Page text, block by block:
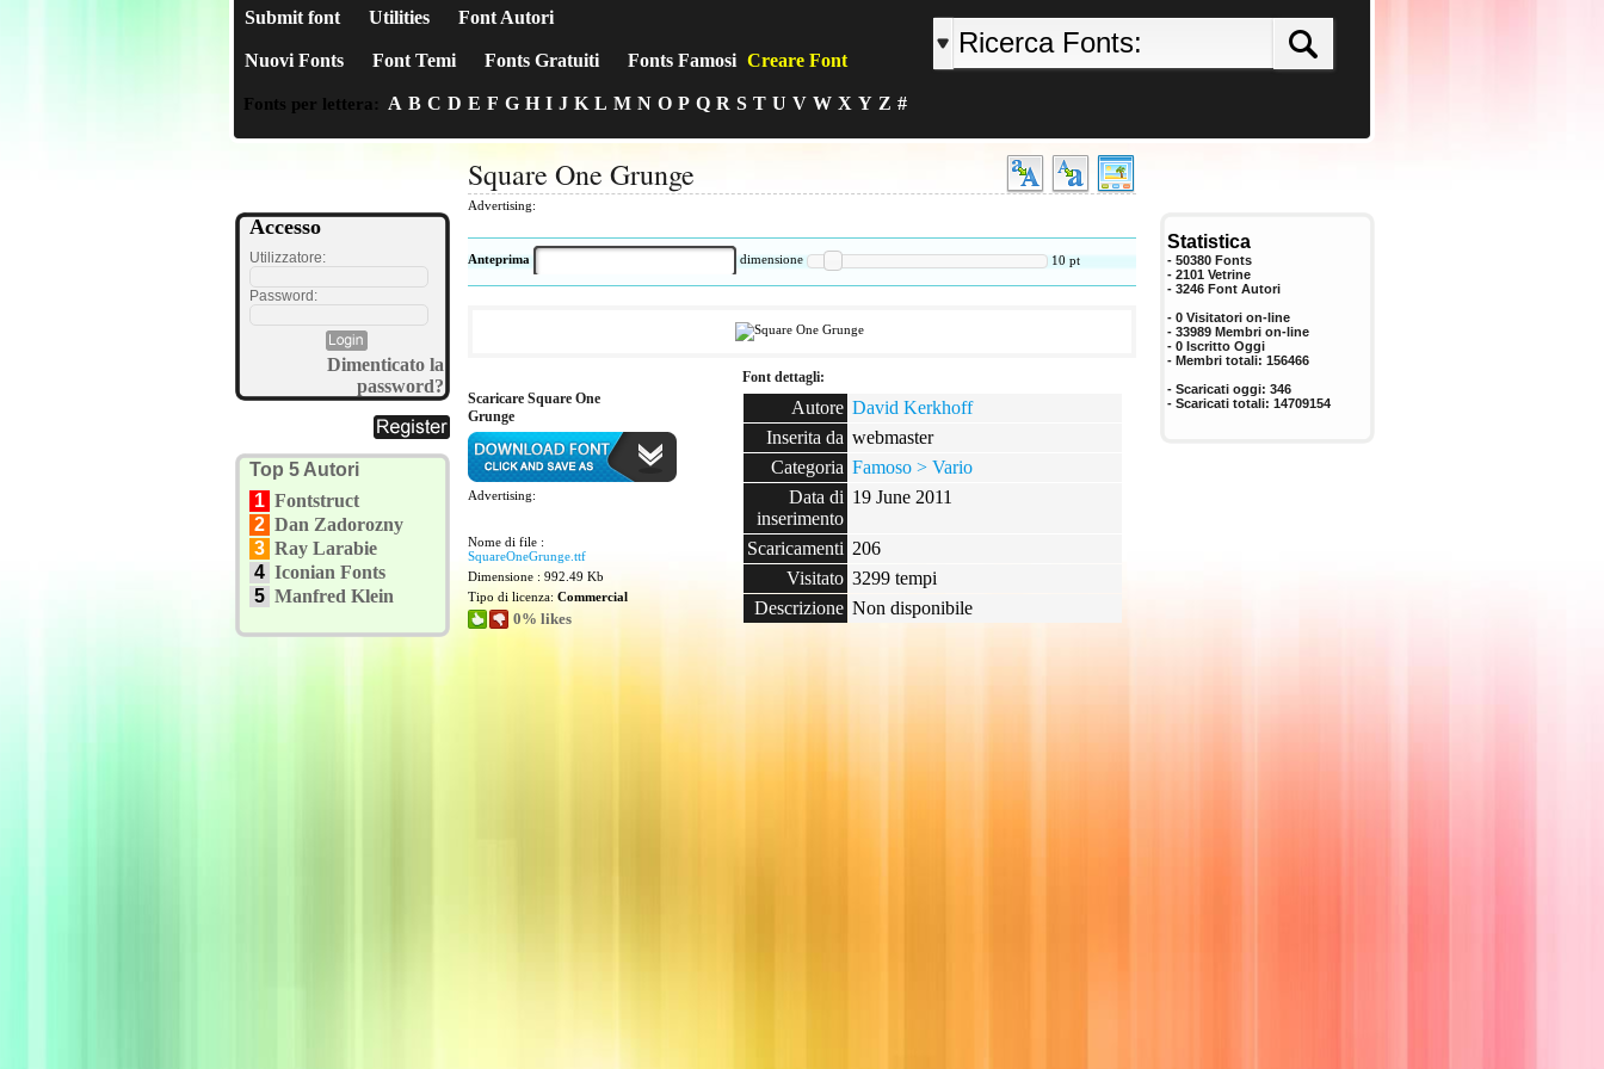
Submit font Utilities Font Autori
Nuovi Fonts Font Temi Fonts Gratuiti Fonts Famosi Creare Font
Fonts per lettera: A B C D E F G H I J K L M N O P Q R S T U V W X Y Z #
Accesso
Utilizzatore:
Password:
Dimenticato la
password?
Top 5 Autori
1 Fontstruct
2 Dan Zadorozny
3 Ray Larabie
4 Iconian Fonts
5 Manfred Klein
Square One Grunge
Advertising:
Anteprima dimensione 10 pt
Scaricare Square One
Grunge
Advertising:
Nome di file :
SquareOneGrunge.ttf
Dimensione : 992.49 Kb
Tipo di licenza: Commercial
0% likes
Font dettagli:
Autore David Kerkhoff
Inserita da webmaster
Categoria Famoso > Vario
Data di
inserimento
19 June 2011
Scaricamenti 206
Visitato 3299 tempi
Descrizione Non disponibile
Statistica
- 50380 Fonts
- 2101 Vetrine
- 3246 Font Autori
- 0 Visitatori on-line
- 33989 Membri on-line
- 0 Iscritto Oggi
- Membri totali: 156466
- Scaricati oggi: 346
- Scaricati totali: 14709154